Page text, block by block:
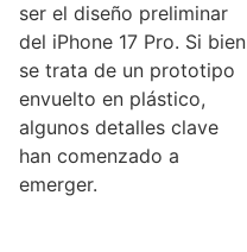
ser el diseño preliminar
del iPhone 17 Pro. Si bien
se trata de un prototipo
envuelto en plástico,
algunos detalles clave
han comenzado a
emerger.